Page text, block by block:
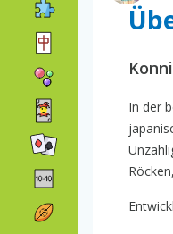
In der